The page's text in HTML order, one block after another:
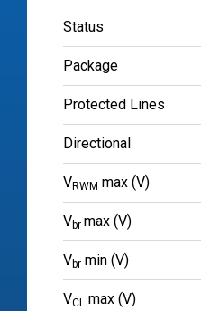
Status
Package
Protected Lines
Directional
VRWM max (V)
Vbr max (V)
Vbr min (V)
VCL max (V)